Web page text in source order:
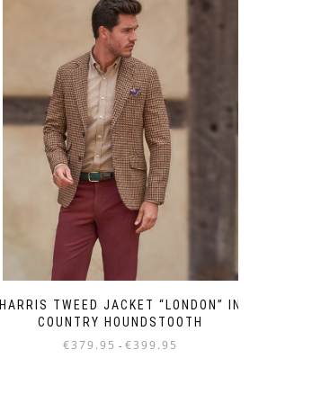
HARRIS TWEED JACKET “LONDON” IN
COUNTRY HOUNDSTOOTH
€379.95 - €399.95